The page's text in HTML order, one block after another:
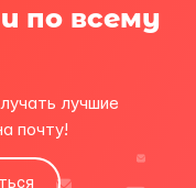
по всему
лучшие
почту!